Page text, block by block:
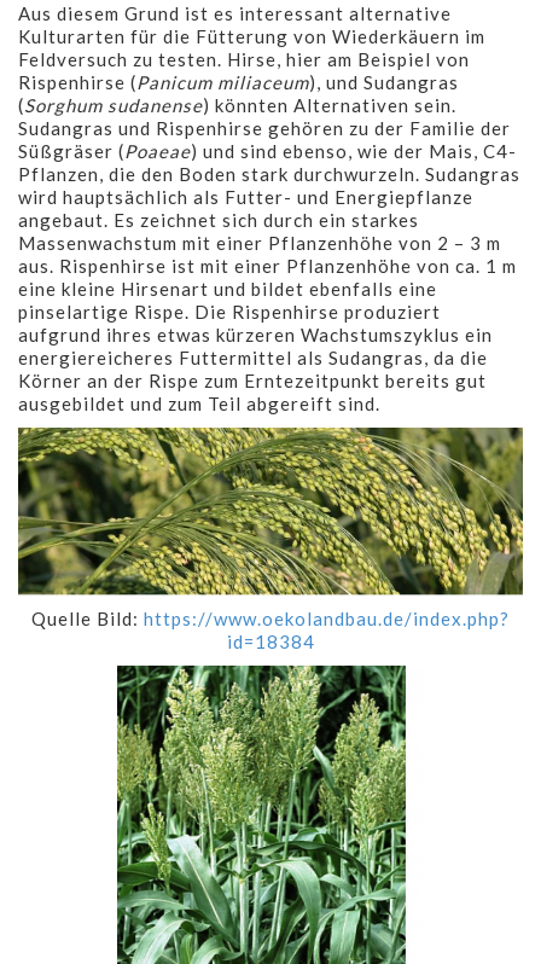
Aus diesem Grund ist es interessant alternative
Kulturarten für die Fütterung von Wiederkäuern im
Feldversuch zu testen. Hirse, hier am Beispiel von
Rispenhirse (Panicum miliaceum), und Sudangras
(Sorghum sudanense) könnten Alternativen sein.
Sudangras und Rispenhirse gehören zu der Familie der
Süßgräser (Poaeae) und sind ebenso, wie der Mais, C4-
Pflanzen, die den Boden stark durchwurzeln. Sudangras
wird hauptsächlich als Futter- und Energiepflanze
angebaut. Es zeichnet sich durch ein starkes
Massenwachstum mit einer Pflanzenhöhe von 2 – 3 m
aus. Rispenhirse ist mit einer Pflanzenhöhe von ca. 1 m
eine kleine Hirsenart und bildet ebenfalls eine
pinselartige Rispe. Die Rispenhirse produziert
aufgrund ihres etwas kürzeren Wachstumszyklus ein
energiereicheres Futtermittel als Sudangras, da die
Körner an der Rispe zum Erntezeitpunkt bereits gut
ausgebildet und zum Teil abgereift sind.
Quelle Bild: https://www.oekolandbau.de/index.php?
id=18384